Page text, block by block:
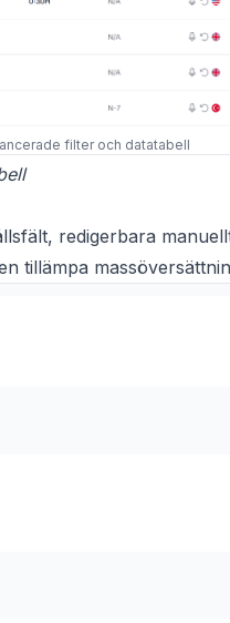
filter och datatabell
redigerbara
tillämpa